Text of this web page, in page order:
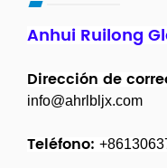
Anhui Ruilong
Dirección de
info@ahrlbljx.com
Teléfono: